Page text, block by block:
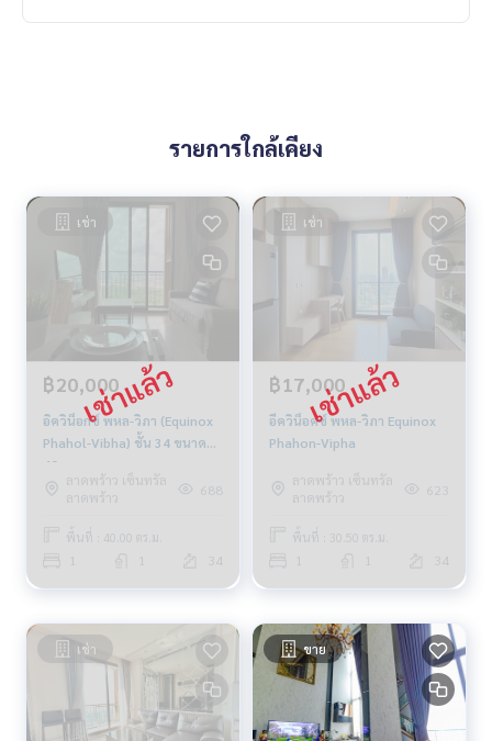
รายการใกล้เคียง
เช่า
฿20,000
อิควิน็อกซ์ พหล-วิภา (Equinox
Phahol-Vibha) ชั้น 34 ขนาด
40 ตารางเมตร
ลาดพร้าว เซ็นทรัล
ลาดพร้าว
688
พื้นที่ : 40.00 ตร.ม.
34
เช่า
฿17,000
อีควิน็อคซ์ พหล-วิภา Equinox
Phahon-Vipha
ลาดพร้าว เซ็นทรัล
ลาดพร้าว
623
พื้นที่ : 30.50 ตร.ม.
34
เช่า ขาย